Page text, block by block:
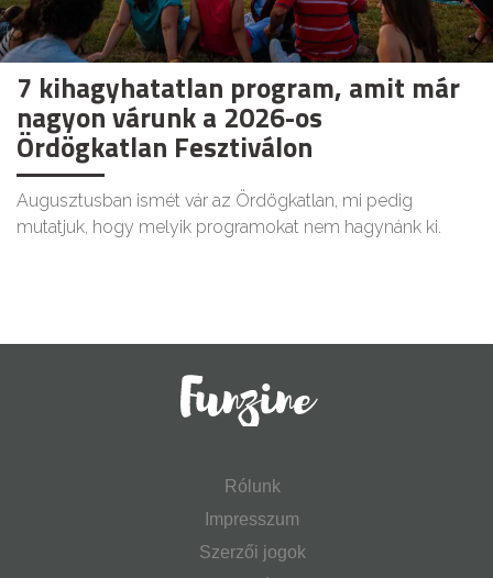
7 kihagyhatatlan program, amit már
nagyon várunk a 2026-os
Ördögkatlan Fesztiválon
Augusztusban ismét vár az Ördögkatlan, mi pedig
mutatjuk, hogy melyik programokat nem hagynánk ki.
Rólunk
Impresszum
Szerzői jogok